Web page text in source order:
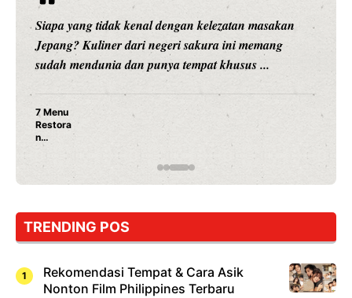
Siapa yang tidak kenal dengan kelezatan masakan
Jepang? Kuliner dari negeri sakura ini memang
sudah mendunia dan punya tempat khusus ...
7 Menu
Restora
n
Jepang
yang
Dicoba,
Cuma
Sushi!
TRENDING POS
Rekomendasi Tempat & Cara Asik
Nonton Film Philippines Terbaru